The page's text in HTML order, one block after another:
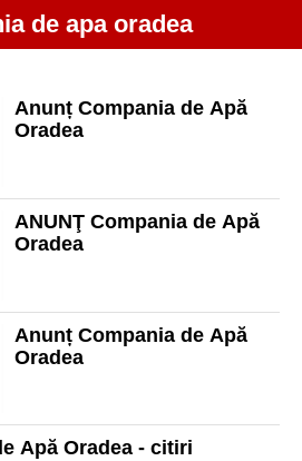
de apa oradea
Anunț Compania de Apă
Oradea
ANUNŢ Compania de Apă
Oradea
Anunț Compania de Apă
Oradea
Apă Oradea - citiri